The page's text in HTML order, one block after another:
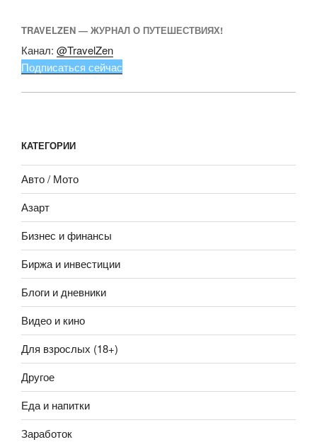
TRAVELZEN — ЖУРНАЛ О ПУТЕШЕСТВИЯХ!
Канал: @TravelZen
Подписаться сейчас
КАТЕГОРИИ
Авто / Мото
Азарт
Бизнес и финансы
Биржа и инвестиции
Блоги и дневники
Видео и кино
Для взрослых (18+)
Другое
Еда и напитки
Заработок